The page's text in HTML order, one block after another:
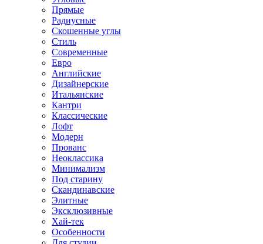
Прямые
Радиусные
Скошенные углы
Стиль
Современные
Евро
Английские
Дизайнерские
Итальянские
Кантри
Классические
Лофт
Модерн
Прованс
Неоклассика
Минимализм
Под старину
Скандинавские
Элитные
Эксклюзивные
Хай-тек
Особенности